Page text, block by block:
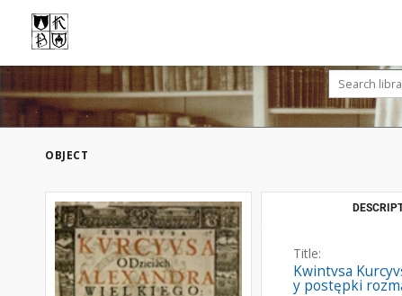
OBJECT
Title:
Kwintvsa
y postępki